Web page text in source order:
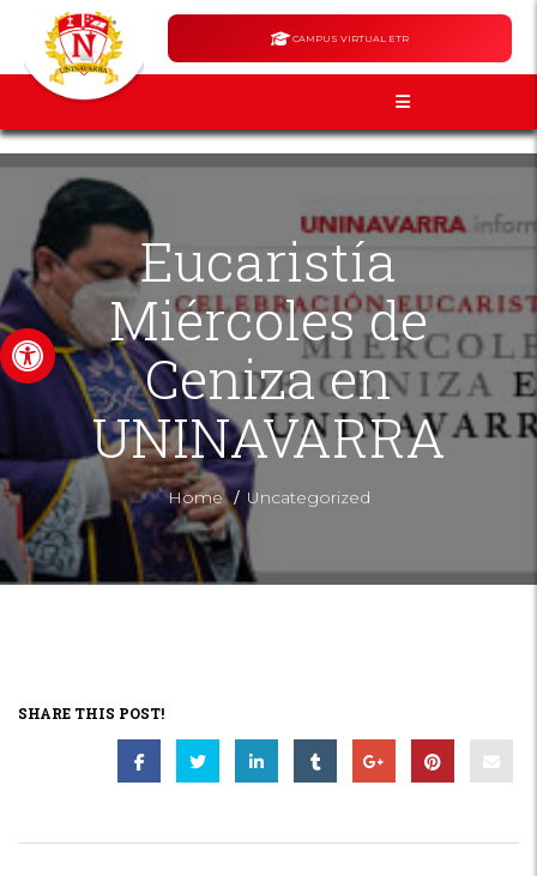
Abrir barra de herramientas
CAMPUS VIRTUAL ETR
Eucaristía
Miércoles de
Ceniza en
UNINAVARRA
Home/ Uncategorized
SHARE THIS POST!